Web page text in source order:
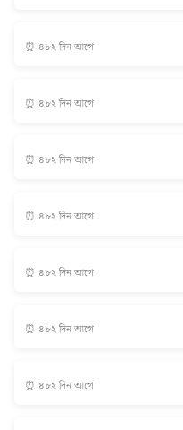
⏰ ৪৮২ দিন আগে
⏰ ৪৮২ দিন আগে
⏰ ৪৮২ দিন আগে
⏰ ৪৮২ দিন আগে
⏰ ৪৮২ দিন আগে
⏰ ৪৮২ দিন আগে
⏰ ৪৮২ দিন আগে